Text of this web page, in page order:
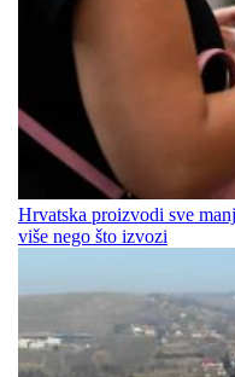
Hrvatska proizvodi sve
više nego što izvozi